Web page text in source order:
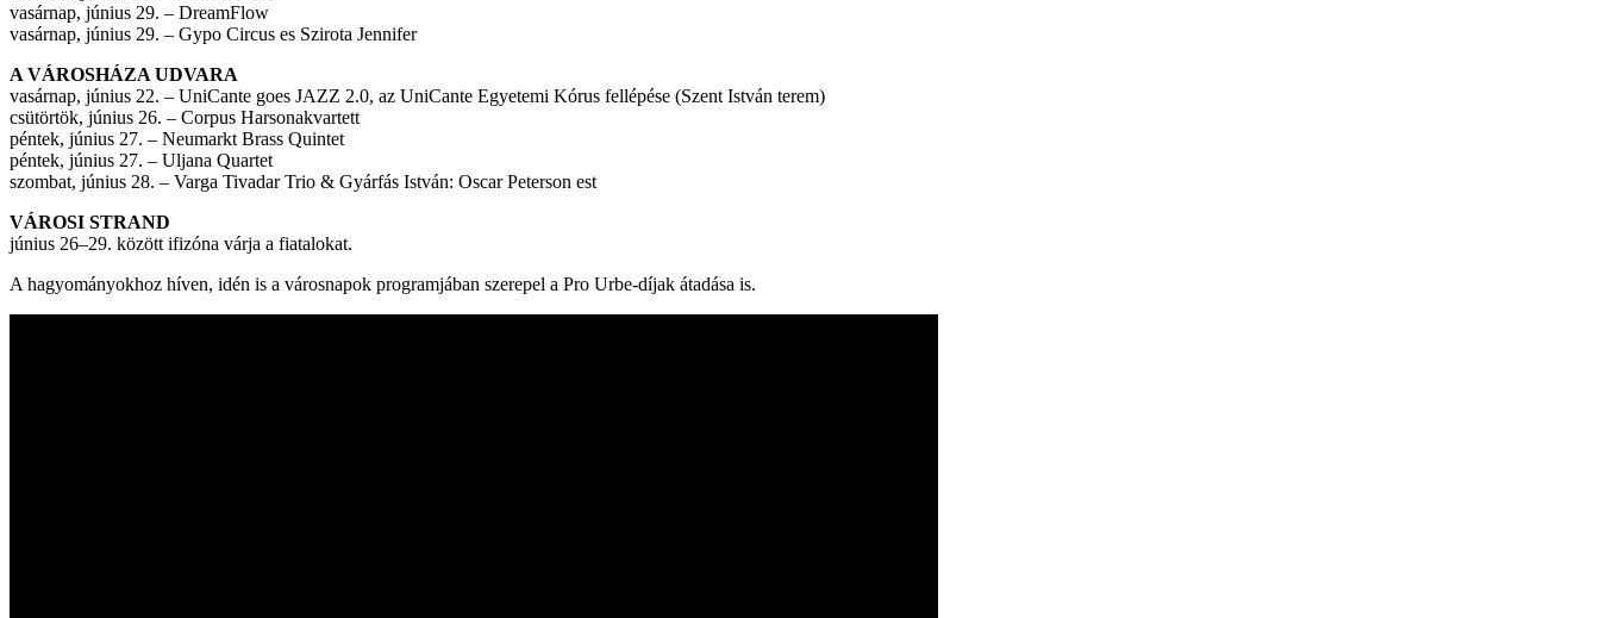
vasárnap, június 29. – DreamFlow
vasárnap, június 29. – Gypo Circus es Szirota Jennifer
A VÁROSHÁZA UDVARA
vasárnap, június 22. – UniCante goes JAZZ 2.0, az UniCante Egyetemi Kórus fellépése (Szent István terem)
csütörtök, június 26. – Corpus Harsonakvartett
péntek, június 27. – Neumarkt Brass Quintet
péntek, június 27. – Uljana Quartet
szombat, június 28. – Varga Tivadar Trio & Gyárfás István: Oscar Peterson est
VÁROSI STRAND
június 26–29. között ifizóna várja a fiatalokat.
A hagyományokhoz híven, idén is a városnapok programjában szerepel a Pro Urbe-díjak átadása is.